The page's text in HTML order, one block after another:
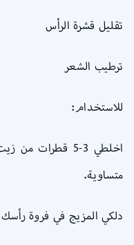
تقليل قشرة الرأس
ترطيب الشعر
للاستخدام:
اخلطي 3-5
متساوية.
دلكي المزيج في فروة